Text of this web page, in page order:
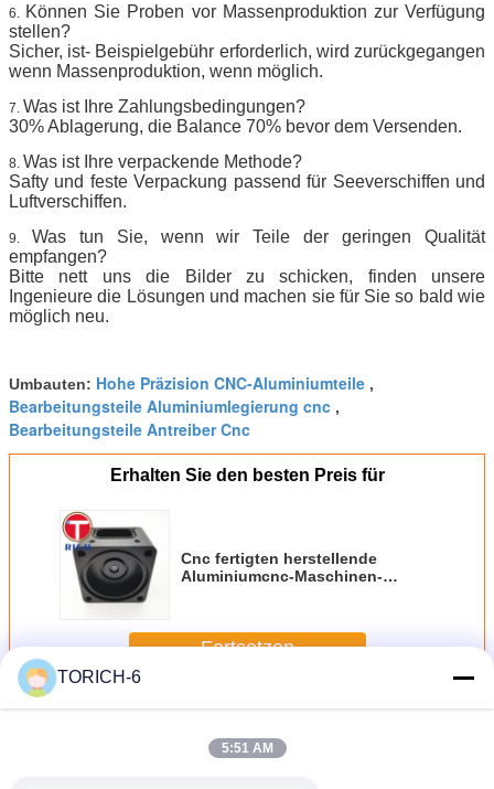
6. Können Sie Proben vor Massenproduktion zur Verfügung
stellen?
Sicher, ist- Beispielgebühr erforderlich, wird zurückgegangen
wenn Massenproduktion, wenn möglich.
7. Was ist Ihre Zahlungsbedingungen?
30% Ablagerung, die Balance 70% bevor dem Versenden.
8. Was ist Ihre verpackende Methode?
Safty und feste Verpackung passend für Seeverschiffen und
Luftverschiffen.
9. Was tun Sie, wenn wir Teile der geringen Qualität
empfangen?
Bitte nett uns die Bilder zu schicken, finden unsere
Ingenieure die Lösungen und machen sie für Sie so bald wie
möglich neu.
Umbauten: Hohe Präzision CNC-Aluminiumteile ,
Bearbeitungsteile Aluminiumlegierung cnc ,
Bearbeitungsteile Antreiber Cnc
Erhalten Sie den besten Preis für
Cnc fertigten herstellende
Aluminiumcnc-Maschinen-
besonders an
Fortsetzen
MehrCnc-Aluminiumteile
TORICH-6
5:51 AM